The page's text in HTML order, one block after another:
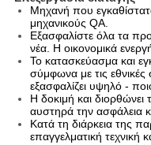
Μηχανή που
μηχανικούς QA.
Εξασφαλίστε όλα τα
νέα. Η οικονομικά
Το κατασκεύασμα και
σύμφωνα με τις εθνικές
εξασφαλίζει υψηλό -
Η δοκιμή και διορθώνει
αυστηρά την ασφάλεια
Κατά τη διάρκεια της
επαγγελματική τεχνική